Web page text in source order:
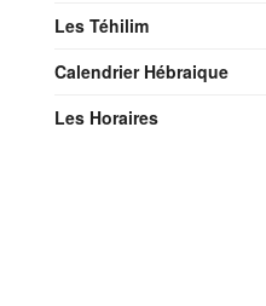
Les Téhilim
Calendrier Hébraique
Les Horaires